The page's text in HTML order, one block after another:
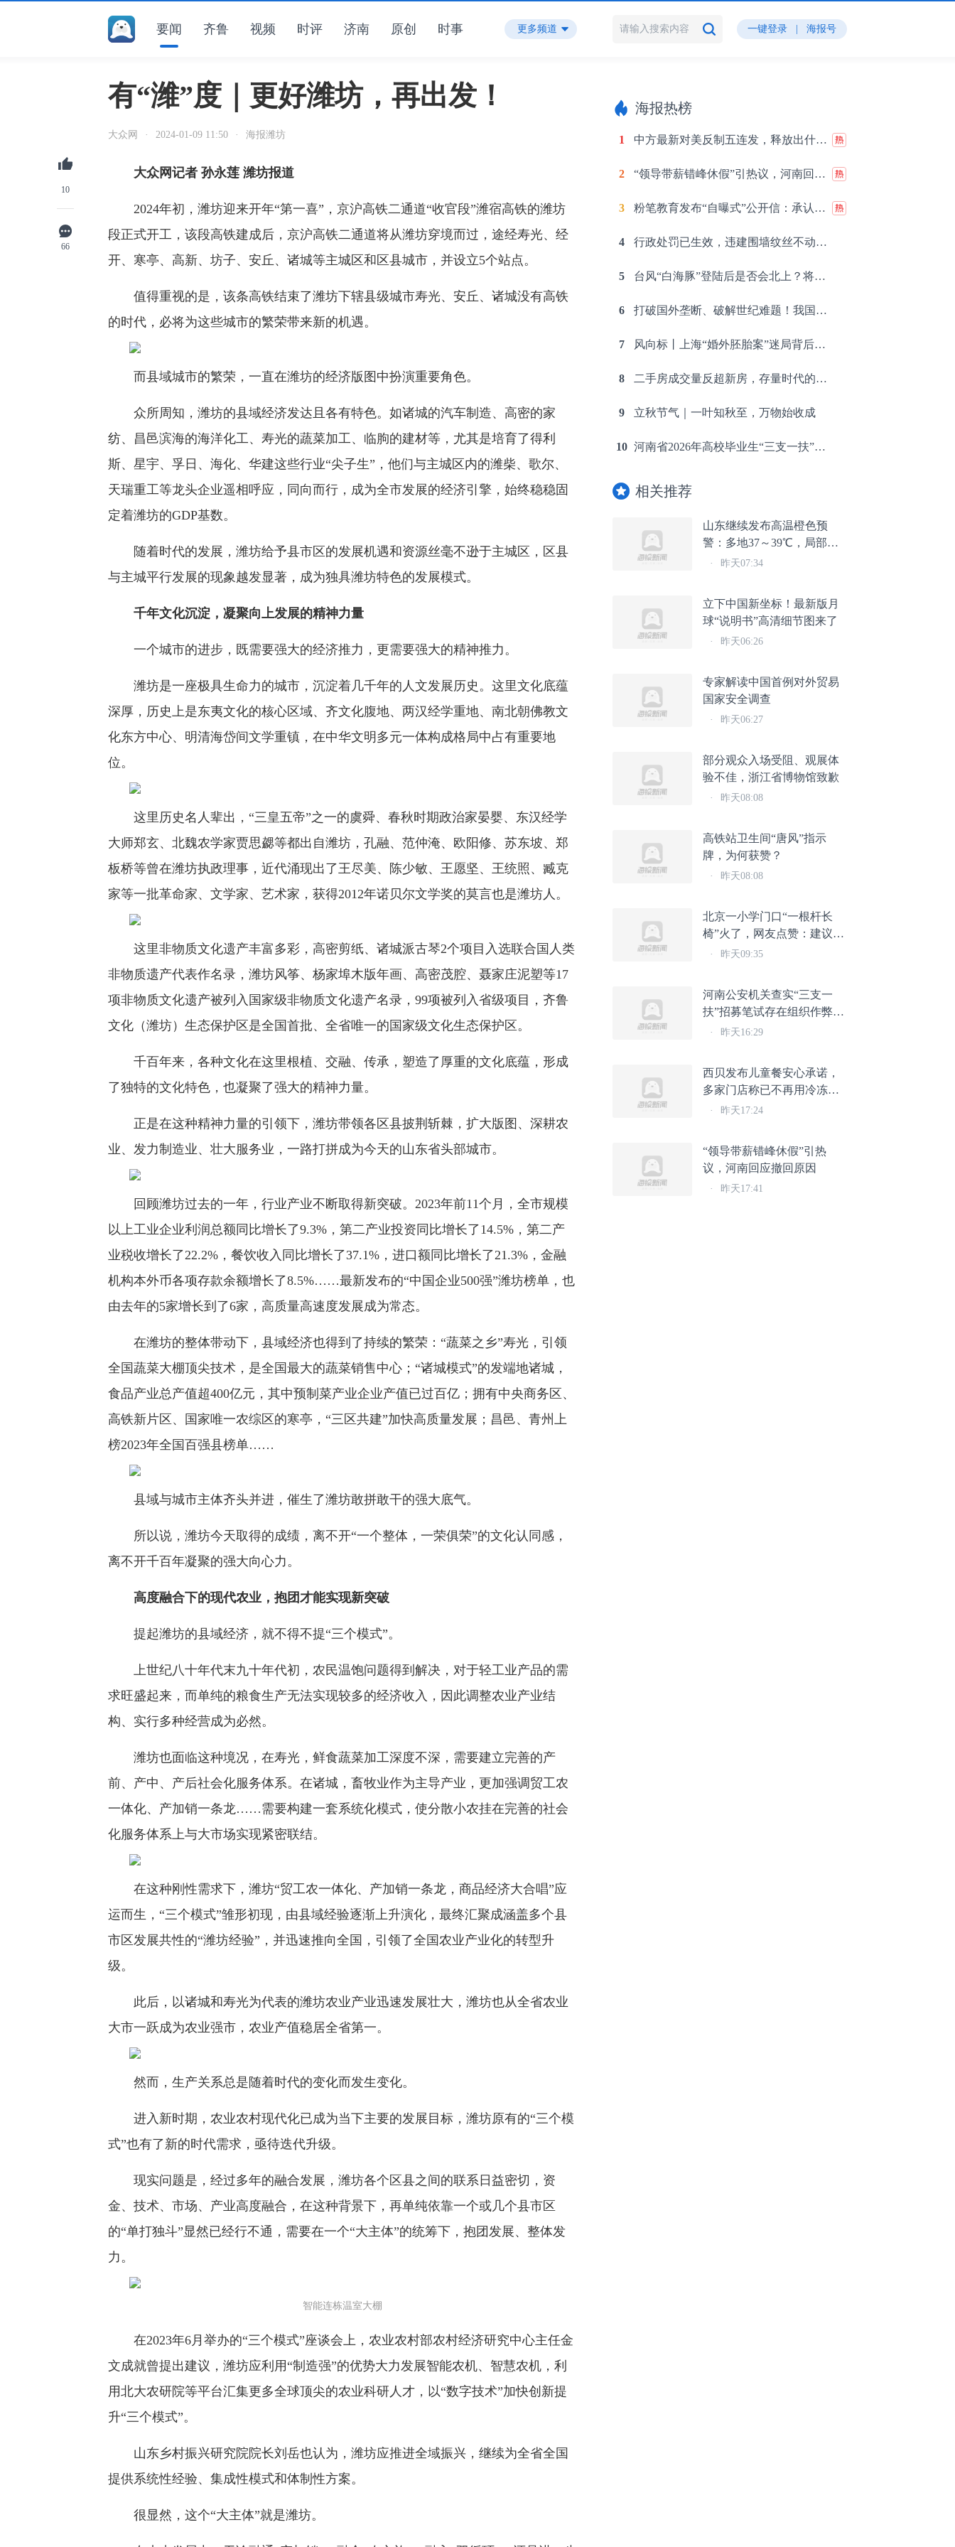
要闻 齐鲁 视频 时评 济南 原创 时事 更多频道 一键登录 海报号
10
66
有“潍”度｜更好潍坊，再出发！
大众网 · 2024-01-09 11:50 · 海报潍坊
大众网记者 孙永莲 潍坊报道
2024年初，潍坊迎来开年“第一喜”，京沪高铁二通道“收官段”潍宿高铁的潍坊
段正式开工，该段高铁建成后，京沪高铁二通道将从潍坊穿境而过，途经寿光、经
开、寒亭、高新、坊子、安丘、诸城等主城区和区县城市，并设立5个站点。
值得重视的是，该条高铁结束了潍坊下辖县级城市寿光、安丘、诸城没有高铁
的时代，必将为这些城市的繁荣带来新的机遇。
而县域城市的繁荣，一直在潍坊的经济版图中扮演重要角色。
众所周知，潍坊的县域经济发达且各有特色。如诸城的汽车制造、高密的家
纺、昌邑滨海的海洋化工、寿光的蔬菜加工、临朐的建材等，尤其是培育了得利
斯、星宇、孚日、海化、华建这些行业“尖子生”，他们与主城区内的潍柴、歌尔、
天瑞重工等龙头企业遥相呼应，同向而行，成为全市发展的经济引擎，始终稳稳固
定着潍坊的GDP基数。
随着时代的发展，潍坊给予县市区的发展机遇和资源丝毫不逊于主城区，区县
与主城平行发展的现象越发显著，成为独具潍坊特色的发展模式。
千年文化沉淀，凝聚向上发展的精神力量
一个城市的进步，既需要强大的经济推力，更需要强大的精神推力。
潍坊是一座极具生命力的城市，沉淀着几千年的人文发展历史。这里文化底蕴
深厚，历史上是东夷文化的核心区域、齐文化腹地、两汉经学重地、南北朝佛教文
化东方中心、明清海岱间文学重镇，在中华文明多元一体构成格局中占有重要地
位。
这里历史名人辈出，“三皇五帝”之一的虞舜、春秋时期政治家晏婴、东汉经学
大师郑玄、北魏农学家贾思勰等都出自潍坊，孔融、范仲淹、欧阳修、苏东坡、郑
板桥等曾在潍坊执政理事，近代涌现出了王尽美、陈少敏、王愿坚、王统照、臧克
家等一批革命家、文学家、艺术家，获得2012年诺贝尔文学奖的莫言也是潍坊人。
这里非物质文化遗产丰富多彩，高密剪纸、诸城派古琴2个项目入选联合国人类
非物质遗产代表作名录，潍坊风筝、杨家埠木版年画、高密茂腔、聂家庄泥塑等17
项非物质文化遗产被列入国家级非物质文化遗产名录，99项被列入省级项目，齐鲁
文化（潍坊）生态保护区是全国首批、全省唯一的国家级文化生态保护区。
千百年来，各种文化在这里根植、交融、传承，塑造了厚重的文化底蕴，形成
了独特的文化特色，也凝聚了强大的精神力量。
正是在这种精神力量的引领下，潍坊带领各区县披荆斩棘，扩大版图、深耕农
业、发力制造业、壮大服务业，一路打拼成为今天的山东省头部城市。
回顾潍坊过去的一年，行业产业不断取得新突破。2023年前11个月，全市规模
以上工业企业利润总额同比增长了9.3%，第二产业投资同比增长了14.5%，第二产
业税收增长了22.2%，餐饮收入同比增长了37.1%，进口额同比增长了21.3%，金融
机构本外币各项存款余额增长了8.5%……最新发布的“中国企业500强”潍坊榜单，也
由去年的5家增长到了6家，高质量高速度发展成为常态。
在潍坊的整体带动下，县域经济也得到了持续的繁荣：“蔬菜之乡”寿光，引领
全国蔬菜大棚顶尖技术，是全国最大的蔬菜销售中心；“诸城模式”的发端地诸城，
食品产业总产值超400亿元，其中预制菜产业企业产值已过百亿；拥有中央商务区、
高铁新片区、国家唯一农综区的寒亭，“三区共建”加快高质量发展；昌邑、青州上
榜2023年全国百强县榜单……
县域与城市主体齐头并进，催生了潍坊敢拼敢干的强大底气。
所以说，潍坊今天取得的成绩，离不开“一个整体，一荣俱荣”的文化认同感，
离不开千百年凝聚的强大向心力。
高度融合下的现代农业，抱团才能实现新突破
提起潍坊的县域经济，就不得不提“三个模式”。
上世纪八十年代末九十年代初，农民温饱问题得到解决，对于轻工业产品的需
求旺盛起来，而单纯的粮食生产无法实现较多的经济收入，因此调整农业产业结
构、实行多种经营成为必然。
潍坊也面临这种境况，在寿光，鲜食蔬菜加工深度不深，需要建立完善的产
前、产中、产后社会化服务体系。在诸城，畜牧业作为主导产业，更加强调贸工农
一体化、产加销一条龙……需要构建一套系统化模式，使分散小农挂在完善的社会
化服务体系上与大市场实现紧密联结。
在这种刚性需求下，潍坊“贸工农一体化、产加销一条龙，商品经济大合唱”应
运而生，“三个模式”雏形初现，由县域经验逐渐上升演化，最终汇聚成涵盖多个县
市区发展共性的“潍坊经验”，并迅速推向全国，引领了全国农业产业化的转型升
级。
此后，以诸城和寿光为代表的潍坊农业产业迅速发展壮大，潍坊也从全省农业
大市一跃成为农业强市，农业产值稳居全省第一。
然而，生产关系总是随着时代的变化而发生变化。
进入新时期，农业农村现代化已成为当下主要的发展目标，潍坊原有的“三个模
式”也有了新的时代需求，亟待迭代升级。
现实问题是，经过多年的融合发展，潍坊各个区县之间的联系日益密切，资
金、技术、市场、产业高度融合，在这种背景下，再单纯依靠一个或几个县市区
的“单打独斗”显然已经行不通，需要在一个“大主体”的统筹下，抱团发展、整体发
力。
智能连栋温室大棚
在2023年6月举办的“三个模式”座谈会上，农业农村部农村经济研究中心主任金
文成就曾提出建议，潍坊应利用“制造强”的优势大力发展智能农机、智慧农机，利
用北大农研院等平台汇集更多全球顶尖的农业科研人才，以“数字技术”加快创新提
升“三个模式”。
山东乡村振兴研究院院长刘岳也认为，潍坊应推进全域振兴，继续为全省全国
提供系统性经验、集成性模式和体制性方案。
很显然，这个“大主体”就是潍坊。
海报热榜
1 中方最新对美反制五连发，释放出什么信号？
2 “领导带薪错峰休假”引热议，河南回应撤回原因
3 粉笔教育发布“自曝式”公开信：承认“鸡贼”“蹭热度”“舍不得成本”，同步推出退费方案
4 行政处罚已生效，违建围墙纹丝不动 湖北天门一废品站整治背后的“土地罗生门”
5 台风“白海豚”登陆后是否会北上？将影响哪些地方？
6 打破国外垄断、破解世纪难题！我国重磅科技集中上新
7 风向标丨上海“婚外胚胎案”迷局背后：一场制度缺口的公共追问
8 二手房成交量反超新房，存量时代的买房思路变了吗？
9 立秋节气｜一叶知秋至，万物始收成
10 河南省2026年高校毕业生“三支一扶”计划招募公告
相关推荐
山东继续发布高温橙色预
警：多地37～39℃，局部可
达40℃以上
· 昨天07:34
立下中国新坐标！最新版月
球“说明书”高清细节图来了
· 昨天06:26
专家解读中国首例对外贸易
国家安全调查
· 昨天06:27
部分观众入场受阻、观展体
验不佳，浙江省博物馆致歉
· 昨天08:08
高铁站卫生间“唐风”指示
牌，为何获赞？
· 昨天08:08
北京一小学门口“一根杆长
椅”火了，网友点赞：建议全
国推广
· 昨天09:35
河南公安机关查实“三支一
扶”招募笔试存在组织作弊犯
罪行为
· 昨天16:29
西贝发布儿童餐安心承诺，
多家门店称已不再用冷冻西
兰花
· 昨天17:24
“领导带薪错峰休假”引热
议，河南回应撤回原因
· 昨天17:41